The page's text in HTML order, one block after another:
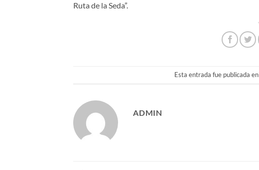
Ruta de la Seda”.
Esta entrada fue publicada en
ADMIN